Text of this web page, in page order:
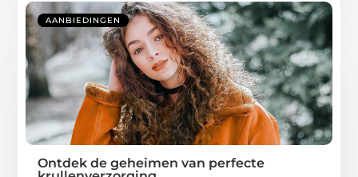
AANBIEDINGEN
Ontdek de geheimen van perfecte